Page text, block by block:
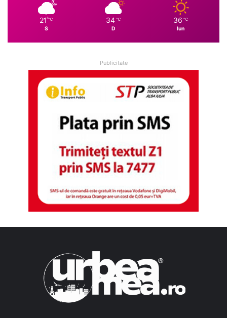
21 ℃
S
34 ℃
D
36 ℃
lun
Publicitate